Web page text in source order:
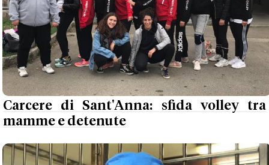
Carcere di Sant'Anna: sfida volley tra
mamme e detenute